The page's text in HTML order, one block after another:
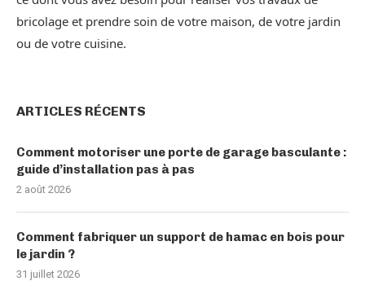
bricolage et prendre soin de votre maison, de votre jardin
ou de votre cuisine.
ARTICLES RÉCENTS
Comment motoriser une porte de garage basculante :
guide d’installation pas à pas
2 août 2026
Comment fabriquer un support de hamac en bois pour
le jardin ?
31 juillet 2026